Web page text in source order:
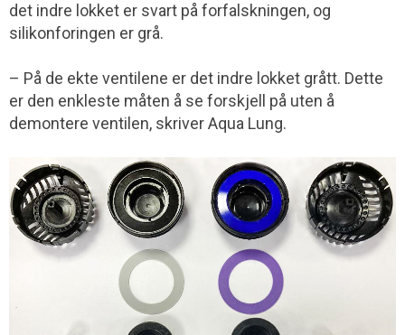
det indre lokket er svart på forfalskningen, og
silikonforingen er grå.
– På de ekte ventilene er det indre lokket grått. Dette
er den enkleste måten å se forskjell på uten å
demontere ventilen, skriver Aqua Lung.